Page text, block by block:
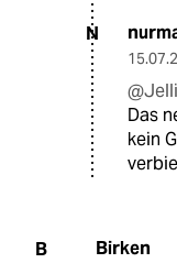
N
Das
kein
B Birken